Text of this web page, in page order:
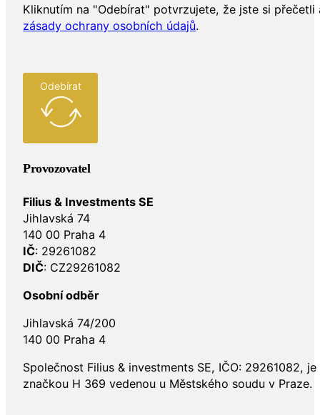
Kliknutím na "Odebírat" potvrzujete, že jste si přečetli
zásady ochrany osobních údajů.
Odebírat
Provozovatel
Filius & Investments SE
Jihlavská 74
140 00 Praha 4
IČ: 29261082
DIČ: CZ29261082
Osobní odběr
Jihlavská 74/200
140 00 Praha 4
Společnost Filius & investments SE, IČO: 29261082,
značkou H 369 vedenou u Městského soudu v Praze.